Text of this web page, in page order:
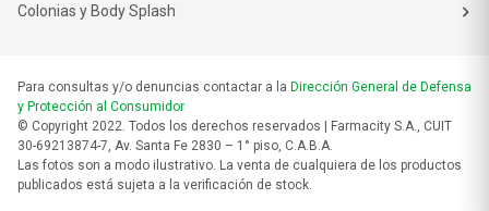
Colonias y Body Splash
Para consultas y/o denuncias contactar a la Dirección General de Defensa
y Protección al Consumidor
© Copyright 2022. Todos los derechos reservados | Farmacity S.A., CUIT
30-69213874-7, Av. Santa Fe 2830 – 1° piso, C.A.B.A.
Las fotos son a modo ilustrativo. La venta de cualquiera de los productos
publicados está sujeta a la verificación de stock.